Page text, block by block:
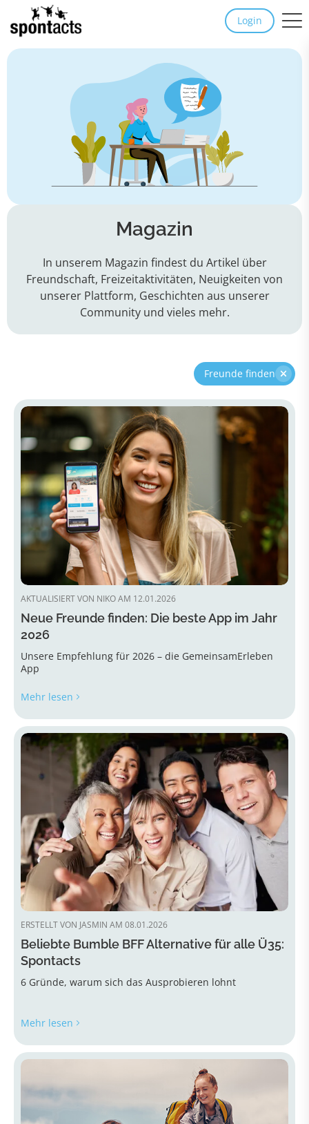
Login
Magazin
In unserem Magazin findest du Artikel über
Freundschaft, Freizeitaktivitäten, Neuigkeiten von
unserer Plattform, Geschichten aus unserer
Community und vieles mehr.
Freunde finden
AKTUALISIERT VON NIKO AM 12.01.2026
Neue Freunde finden: Die beste App im Jahr
2026
Unsere Empfehlung für 2026 – die GemeinsamErleben
App
Mehr lesen
ERSTELLT VON JASMIN AM 08.01.2026
Beliebte Bumble BFF Alternative für alle Ü35:
Spontacts
6 Gründe, warum sich das Ausprobieren lohnt
Mehr lesen